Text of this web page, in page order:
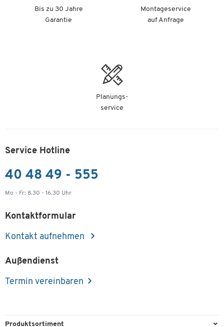
Bis zu 30 Jahre
Garantie
Montageservice
auf Anfrage
Planungs-
service
Service Hotline
40 48 49 - 555
Mo - Fr: 8.30 - 16.30 Uhr
Kontaktformular
Kontakt aufnehmen
Außendienst
Termin vereinbaren
Produktsortiment